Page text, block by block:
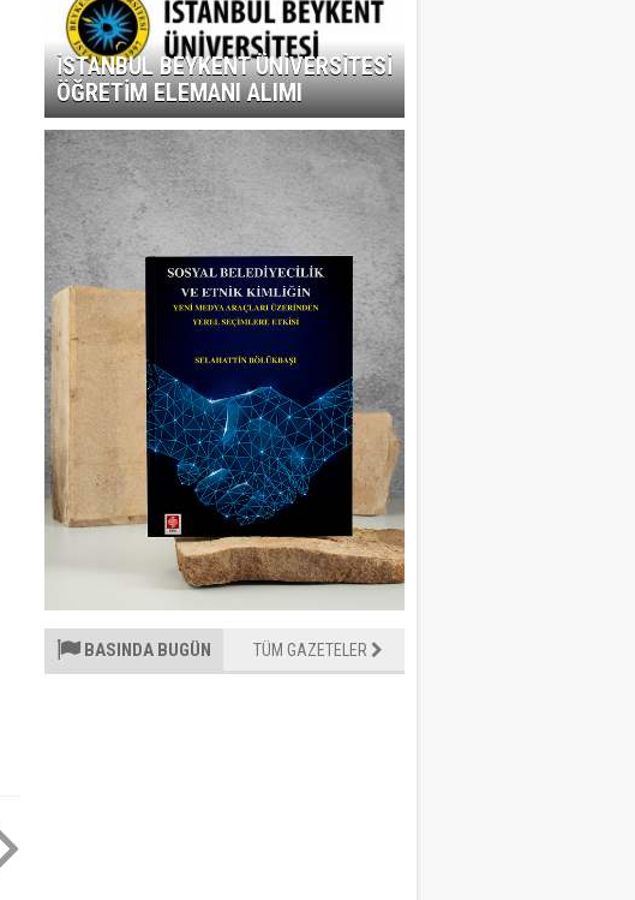
İSTANBUL BEYKENT ÜNİVERSİTESİ
ÖĞRETİM ELEMANI ALIMI
BASINDA BUGÜN TÜM GAZETELER